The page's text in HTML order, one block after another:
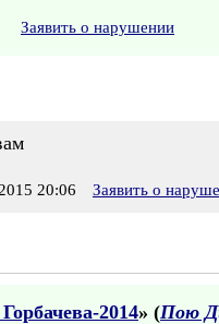
Заявить о нарушении
20:06 Заявить о
2014» (Пою